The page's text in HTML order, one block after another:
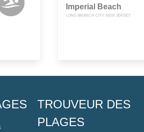
Imperial Beach
LONG BRANCH CITY, NEW JERSEY
TROUVEUR DES
PLAGES